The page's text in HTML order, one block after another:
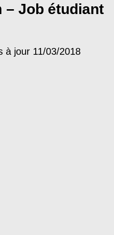
– Job étudiant
à jour 11/03/2018